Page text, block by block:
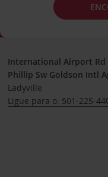
International Airport Rd
Phillip Sw Goldson Intl
Ladyville
Ligue para o: 501-225-